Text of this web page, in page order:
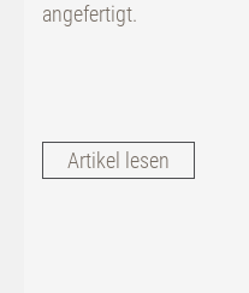
angefertigt.
Artikel lesen